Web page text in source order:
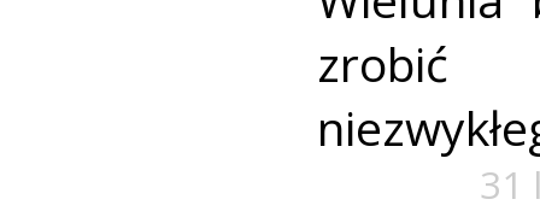
zrobić
31